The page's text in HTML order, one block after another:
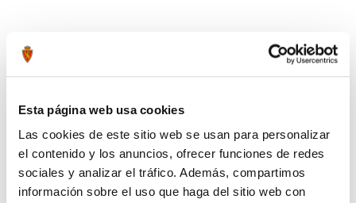
Esta página web usa cookies
Las cookies de este sitio web se usan para personalizar
el contenido y los anuncios, ofrecer funciones de redes
sociales y analizar el tráfico. Además, compartimos
información sobre el uso que haga del sitio web con